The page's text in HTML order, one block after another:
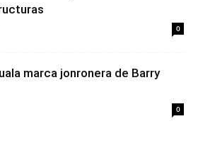
0
marca jonronera de Barry
0